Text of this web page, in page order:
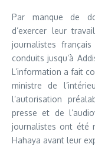
Par manque de
d’exercer leur
journalistes
conduits jusqu’à
L’information a fait
ministre de
l’autorisation
presse et de
journalistes ont été
Hahaya avant leur